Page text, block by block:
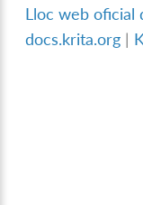
Lloc web oficial
docs.krita.org |